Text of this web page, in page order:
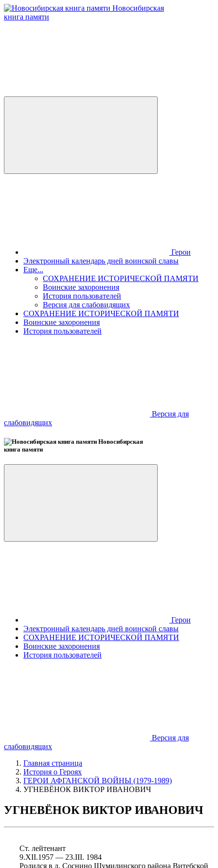
Новосибирская
книга памяти
Герои
Электронный календарь дней воинской славы
Еще...
СОХРАНЕНИЕ ИСТОРИЧЕСКОЙ ПАМЯТИ
Воинские захоронения
История пользователей
Версия для слабовидящих
СОХРАНЕНИЕ ИСТОРИЧЕСКОЙ ПАМЯТИ
Воинские захоронения
История пользователей
Версия для
слабовидящих
Новосибирская
книга памяти
Герои
Электронный календарь дней воинской славы
СОХРАНЕНИЕ ИСТОРИЧЕСКОЙ ПАМЯТИ
Воинские захоронения
История пользователей
Версия для
слабовидящих
Главная страница
История о Героях
ГЕРОИ АФГАНСКОЙ ВОЙНЫ (1979-1989)
УГНЕВЁНОК ВИКТОР ИВАНОВИЧ
УГНЕВЁНОК ВИКТОР ИВАНОВИЧ